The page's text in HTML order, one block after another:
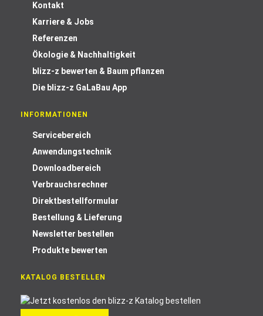
Kontakt
Karriere & Jobs
Referenzen
Ökologie & Nachhaltigkeit
blizz-z bewerten & Baum pflanzen
Die blizz-z GaLaBau App
INFORMATIONEN
Servicebereich
Anwendungstechnik
Downloadbereich
Verbrauchsrechner
Direktbestellformular
Bestellung & Lieferung
Newsletter bestellen
Produkte bewerten
KATALOG BESTELLEN